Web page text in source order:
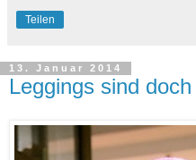
Teilen
13. Januar 2014
Leggings sind